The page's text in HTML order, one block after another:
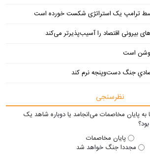
ترامپ یک استراتژی شکست خورده است
بیرونی اقتصاد را آسیب‌پذیرتر می‌کند
است
جنگ دست‌و‌پنجه نرم کند
نظرسنجی
به پایان مخاصمات می‌انجامد یا دوباره شاهد یک
پایان مخاصمات
مجددا جنگ خواهد شد